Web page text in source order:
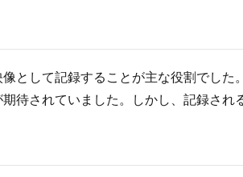
として記録することが主な役割でし
待されていました。しかし、記録さ